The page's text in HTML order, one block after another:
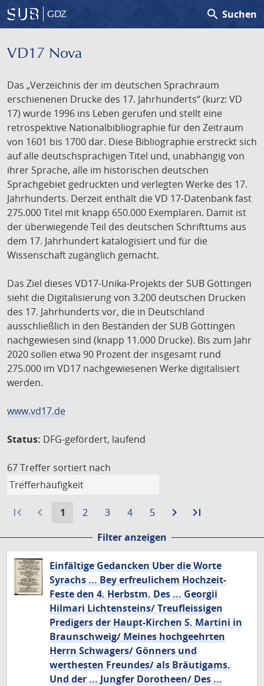
GDZ search Suchen
VD17 Nova
Das „Verzeichnis der im deutschen Sprachraum
erschienenen Drucke des 17. Jahrhunderts“ (kurz: VD
17) wurde 1996 ins Leben gerufen und stellt eine
retrospektive Nationalbibliographie für den Zeitraum
von 1601 bis 1700 dar. Diese Bibliographie erstreckt sich
auf alle deutschsprachigen Titel und, unabhängig von
ihrer Sprache, alle im historischen deutschen
Sprachgebiet gedruckten und verlegten Werke des 17.
Jahrhunderts. Derzeit enthält die VD 17-Datenbank fast
275.000 Titel mit knapp 650.000 Exemplaren. Damit ist
der überwiegende Teil des deutschen Schrifttums aus
dem 17. Jahrhundert katalogisiert und für die
Wissenschaft zugänglich gemacht.
Das Ziel dieses VD17-Unika-Projekts der SUB Göttingen
sieht die Digitalisierung von 3.200 deutschen Drucken
des 17. Jahrhunderts vor, die in Deutschland
ausschließlich in den Beständen der SUB Göttingen
nachgewiesen sind (knapp 11.000 Drucke). Bis zum Jahr
2020 sollen etwa 90 Prozent der insgesamt rund
275.000 im VD17 nachgewiesenen Werke digitalisiert
werden.
www.vd17.de
Status: DFG-gefördert, laufend
67 Treffer sortiert nach
first_page navigate_before
Aktuelle
1
Gehe
Seite
2
Gehe
Seite
3
Gehe
Seite
4
Gehe
Seite
5 navigate_next
Zur
Seite
last_page
Seite
Filter anzeigen
Einfältige Gedancken Uber die Worte
Syrachs ... Bey erfreulichem Hochzeit-
Feste den 4. Herbstm. Des ... Georgii
Hilmari Lichtensteins/ Treufleissigen
Predigers der Haupt-Kirchen S. Martini in
Braunschweig/ Meines hochgeehrten
Herrn Schwagers/ Gönners und
werthesten Freundes/ als Bräutigams.
Und der ... Jungfer Dorotheen/ Des ...